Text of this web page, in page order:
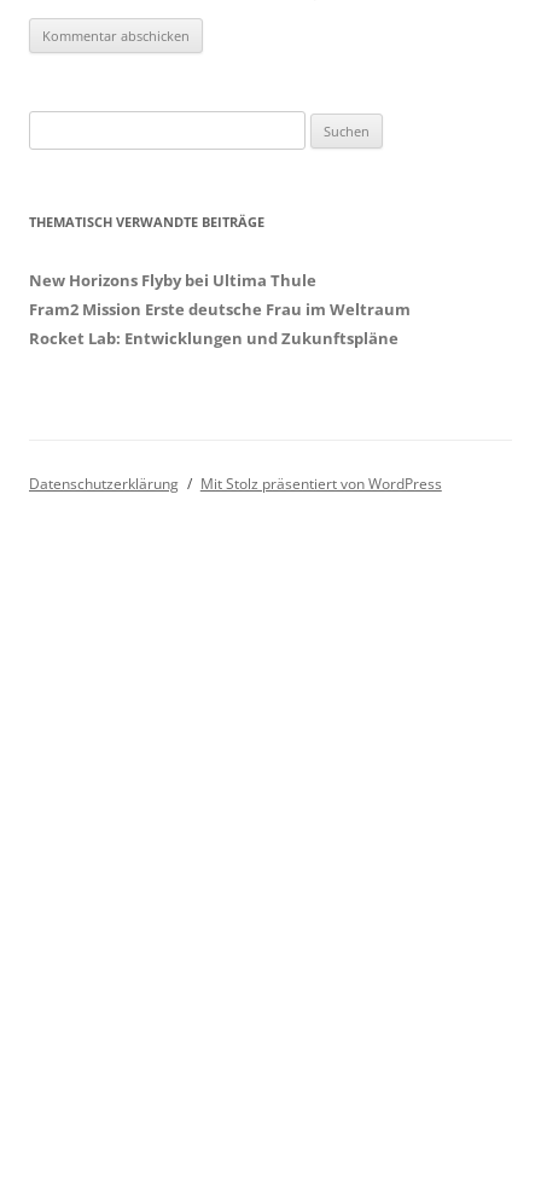
nach:
THEMATISCH VERWANDTE BEITRÄGE
New Horizons Flyby bei Ultima Thule
Fram2 Mission Erste deutsche Frau im Weltraum
Rocket Lab: Entwicklungen und Zukunftspläne
Datenschutzerklärung Mit Stolz präsentiert von WordPress